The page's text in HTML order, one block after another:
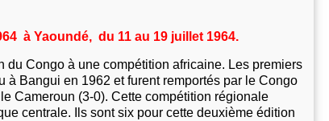
à Yaoundé, du 11 au 19 juillet 1964.
du Congo à une compétition africaine. Les premiers
à Bangui en 1962 et furent remportés par le Congo
Cameroun (3-0). Cette compétition régionale
centrale. Ils sont six pour cette deuxième édition